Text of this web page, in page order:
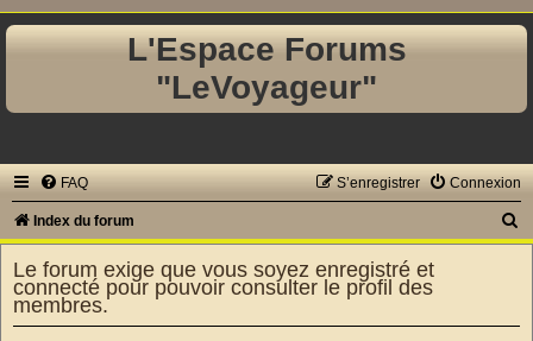
L'Espace Forums
"LeVoyageur"
FAQ Connexion
S’enregistrer
Index du forum
Le forum exige que vous soyez enregistré et
connecté pour pouvoir consulter le profil des
membres.